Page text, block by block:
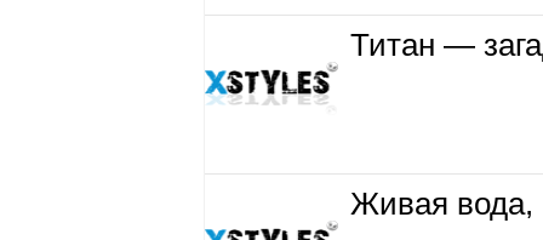
Титан —
Живая вода,